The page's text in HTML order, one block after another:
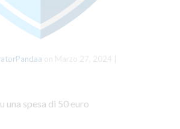
una spesa di 50 euro